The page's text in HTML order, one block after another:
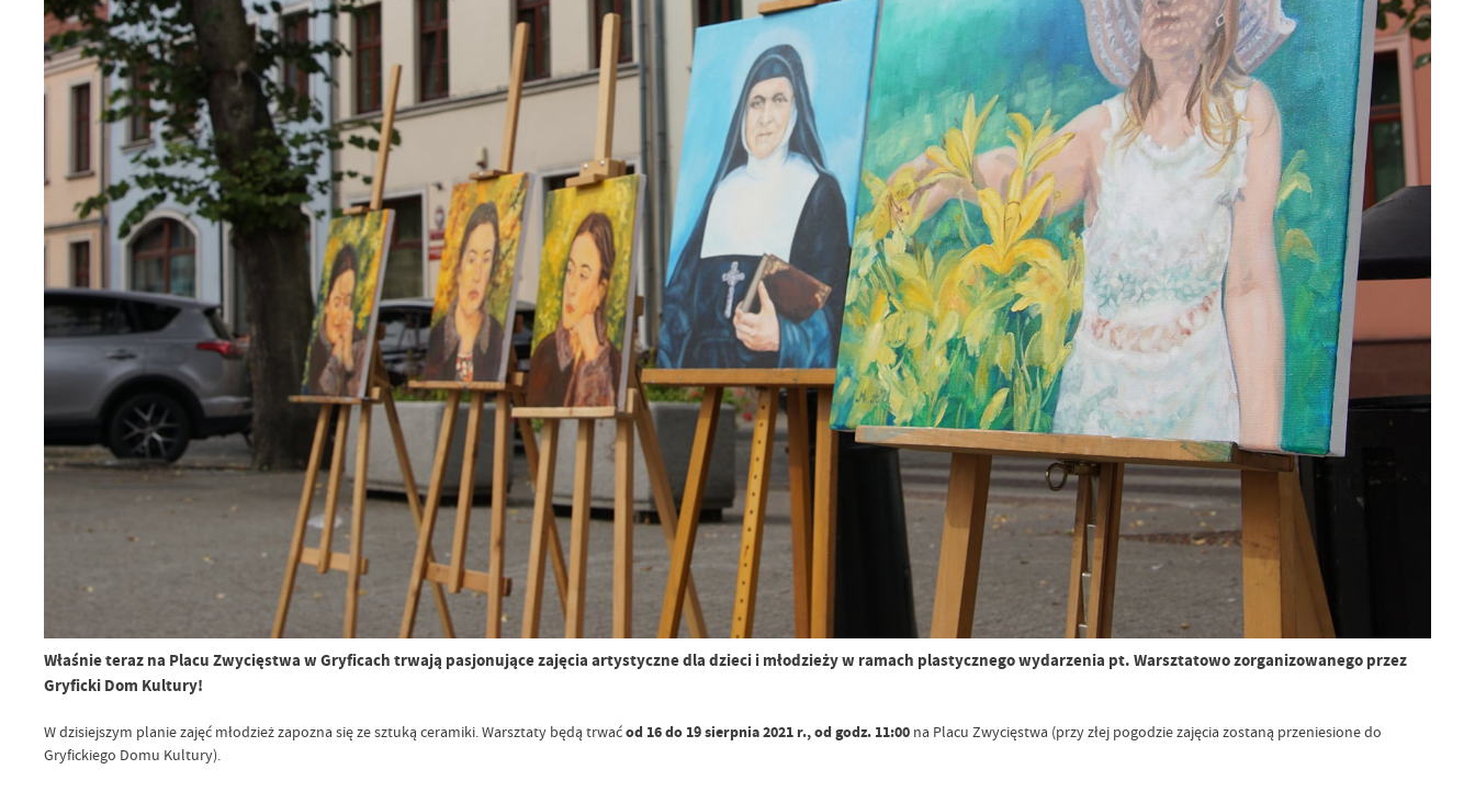
Właśnie teraz na Placu Zwycięstwa w Gryficach trwają pasjonujące zajęcia artystyczne dla dzieci i młodzieży w ramach plastycznego wydarzenia pt. Warsztatowo zorganizowanego przez
Gryficki Dom Kultury!
W dzisiejszym planie zajęć młodzież zapozna się ze sztuką ceramiki. Warsztaty będą trwaćod 16 do 19 sierpnia 2021 r., od godz. 11:00na Placu Zwycięstwa (przy złej pogodzie zajęcia zostaną przeniesione do
Gryfickiego Domu Kultury).